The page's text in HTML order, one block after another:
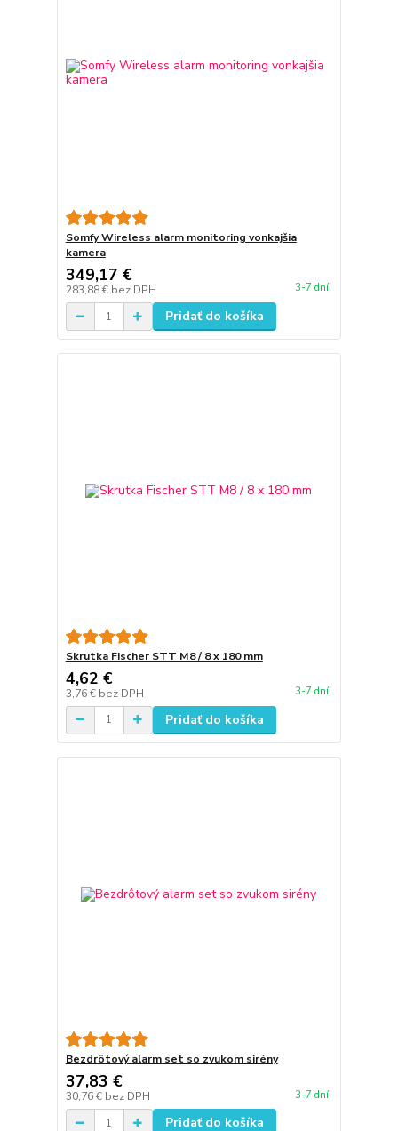
Somfy Wireless alarm monitoring vonkajšia
kamera
349,17 €
283,88 € bez DPH 3-7 dní
Pridať do košíka
Skrutka Fischer STT M8 / 8 x 180 mm
4,62 €
3,76 € bez DPH 3-7 dní
Pridať do košíka
Bezdrôtový alarm set so zvukom sirény
37,83 €
30,76 € bez DPH 3-7 dní
Pridať do košíka